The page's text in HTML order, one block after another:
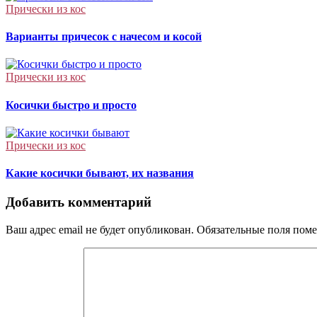
Прически из кос
Варианты причесок с начесом и косой
Прически из кос
Косички быстро и просто
Прически из кос
Какие косички бывают, их названия
Добавить комментарий
Ваш адрес email не будет опубликован. Обязательные поля